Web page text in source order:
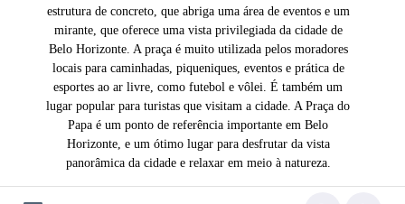
estrutura de concreto, que abriga uma área de eventos e um
mirante, que oferece uma vista privilegiada da cidade de
Belo Horizonte. A praça é muito utilizada pelos moradores
locais para caminhadas, piqueniques, eventos e prática de
esportes ao ar livre, como futebol e vôlei. É também um
lugar popular para turistas que visitam a cidade. A Praça do
Papa é um ponto de referência importante em Belo
Horizonte, e um ótimo lugar para desfrutar da vista
panorâmica da cidade e relaxar em meio à natureza.